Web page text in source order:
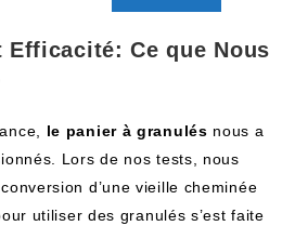
Efficacité: Ce que Nous
le panier à granulés nous a
Lors de nos tests, nous
d’une vieille cheminée
utiliser des granulés s’est faite